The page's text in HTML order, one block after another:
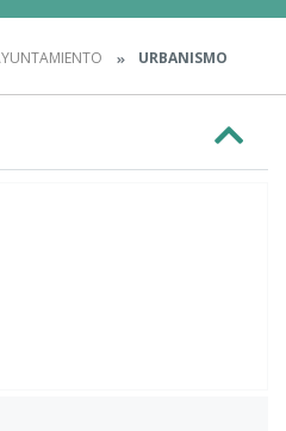
URBANISMO